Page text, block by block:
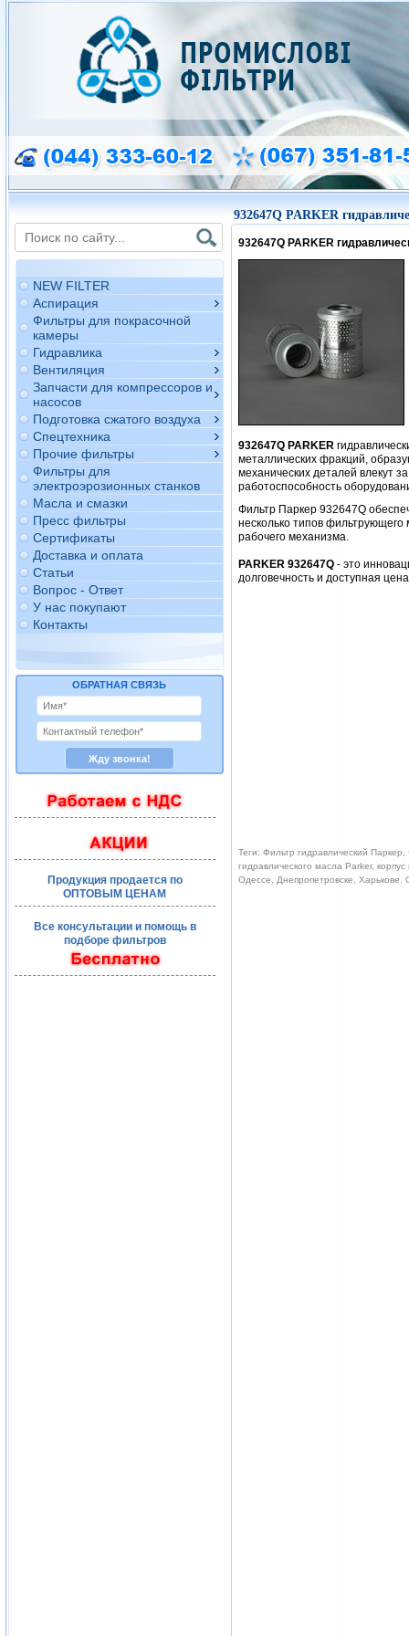
NEW FILTER
Аспирация
Фильтры для покрасочной
камеры
Гидравлика
Вентиляция
Запчасти для компрессоров и
насосов
Подготовка сжатого воздуха
Спецтехника
Прочие фильтры
Фильтры для
электроэрозионных станков
Масла и смазки
Пресс фильтры
Сертификаты
Доставка и оплата
Статьи
Вопрос - Ответ
У нас покупают
Контакты
ОБРАТНАЯ СВЯЗЬ
Продукция продается по
ОПТОВЫМ ЦЕНАМ
Все консультации и помощь в
подборе фильтров
932647Q PARKER
932647Q PARKER
932647Q PARKER
металлических фракций,
механических деталей влекут
работоспособность
Фильтр Паркер 932647Q
несколько типов фильтрующего
рабочего механизма.
PARKER 932647Q- это
долговечность и доступная
Теги: Фильтр гидравлический
гидравлического масла Parker,
Одессе, Днепропетровске,